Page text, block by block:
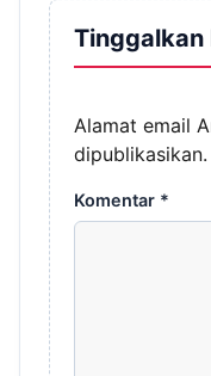
Tinggalkan
Alamat email
dipublikasikan.
Komentar *